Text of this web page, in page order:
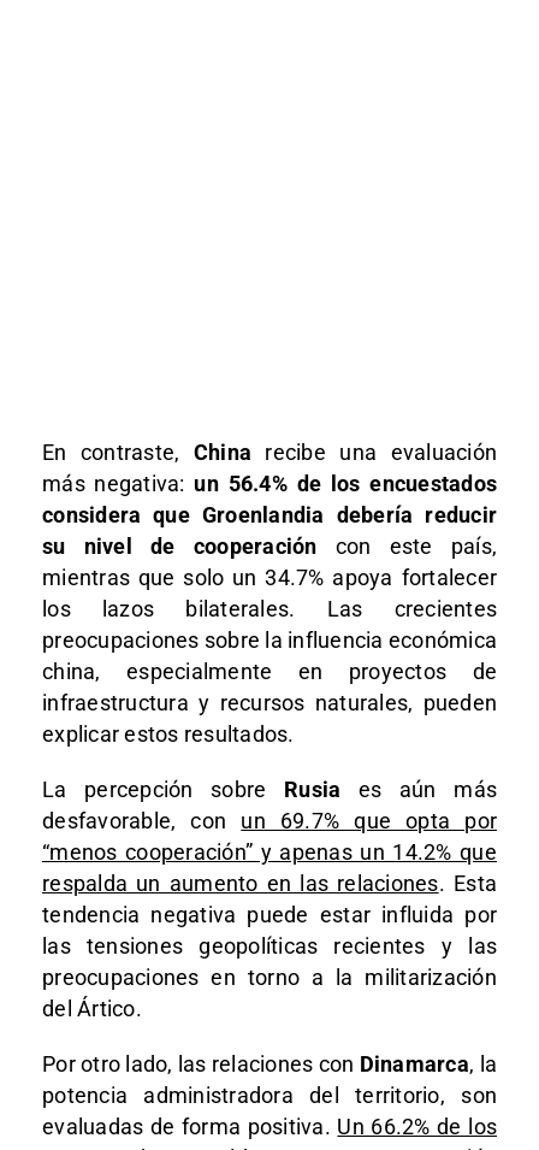
En contraste, China recibe una evaluación
más negativa: un 56.4% de los encuestados
considera que Groenlandia debería reducir
su nivel de cooperación con este país,
mientras que solo un 34.7% apoya fortalecer
los lazos bilaterales. Las crecientes
preocupaciones sobre la influencia económica
china, especialmente en proyectos de
infraestructura y recursos naturales, pueden
explicar estos resultados.
La percepción sobre Rusia es aún más
desfavorable, con un 69.7% que opta por
“menos cooperación” y apenas un 14.2% que
respalda un aumento en las relaciones. Esta
tendencia negativa puede estar influida por
las tensiones geopolíticas recientes y las
preocupaciones en torno a la militarización
del Ártico.
Por otro lado, las relaciones con Dinamarca, la
potencia administradora del territorio, son
evaluadas de forma positiva. Un 66.2% de los